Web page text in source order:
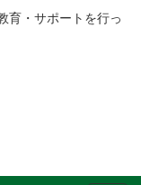
育・サポートを行っ